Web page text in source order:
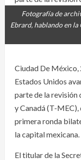
Fotografía de
Ebrard, hablando en la
Ciudad De México,
Estados Unidos
parte de la revisión
y Canadá (T-MEC),
primera ronda
la capital mexicana.
El titular de la